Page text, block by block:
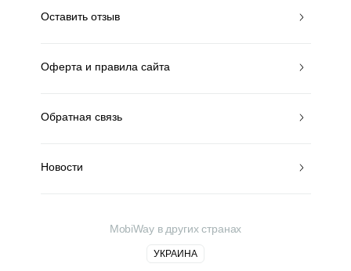
Оставить отзыв
Оферта и правила сайта
Обратная связь
Новости
MobiWay в других странах
УКРАИНА